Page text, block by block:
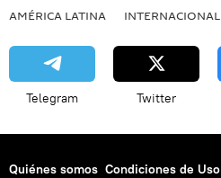
AMÉRICA LATINA INTERNACIONAL
Telegram Twitter
Quiénes somos Condiciones de Uso